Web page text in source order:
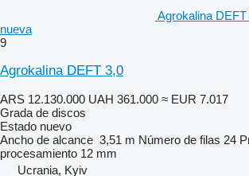
Agrokalina
nueva
9
Agrokalina DEFT 3,0
ARS 12.130.000 UAH 361.000 ≈ EUR 7.017
Grada de discos
Estado nuevo
Ancho de alcance 3,51 m Número de filas 24
procesamiento 12 mm
Ucrania, Kyiv